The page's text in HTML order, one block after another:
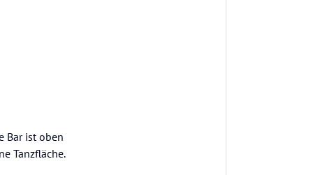
Bar ist oben
Tanzfläche.